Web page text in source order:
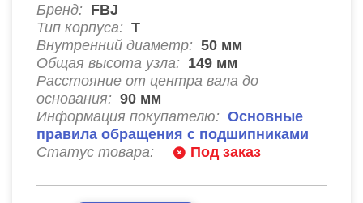
Бренд: FBJ
Тип корпуса: T
Внутренний диаметр: 50 мм
Общая высота узла: 149 мм
Расстояние от центра вала до
основания: 90 мм
Информация покупателю: Основные
правила обращения с подшипниками
Статус товара:
Под заказ